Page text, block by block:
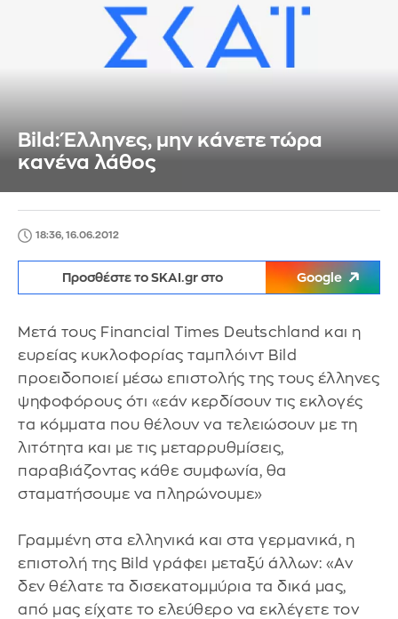
Bild: Έλληνες, μην κάνετε τώρα
κανένα λάθος
18:36, 16.06.2012
Προσθέστε το SKAI.gr στο Google
Μετά τους Financial Times Deutschland και η
ευρείας κυκλοφορίας ταμπλόιντ Bild
προειδοποιεί μέσω επιστολής της τους έλληνες
ψηφοφόρους ότι «εάν κερδίσουν τις εκλογές
τα κόμματα που θέλουν να τελειώσουν με τη
λιτότητα και με τις μεταρρυθμίσεις,
παραβιάζοντας κάθε συμφωνία, θα
σταματήσουμε να πληρώνουμε»
Γραμμένη στα ελληνικά και στα γερμανικά, η
επιστολή της Bild γράφει μεταξύ άλλων: «Αν
δεν θέλατε τα δισεκατομμύρια τα δικά μας,
από μας είχατε το ελεύθερο να εκλέγετε τον